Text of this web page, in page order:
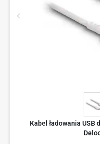
Kabel ładowania USB